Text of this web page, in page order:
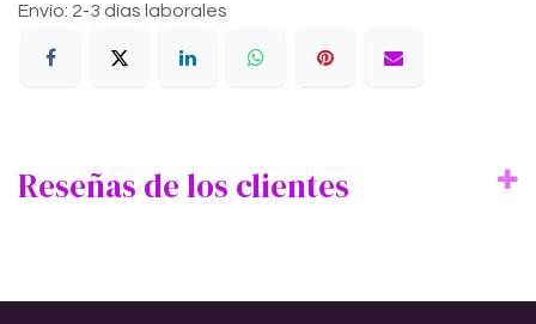
Envío: 2-3 días laborales
Reseñas de los clientes